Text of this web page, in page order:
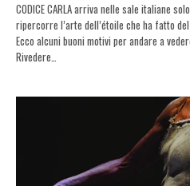
CODICE CARLA arriva nelle sale italiane
ripercorre l’arte dell’étoile che ha fatto
Ecco alcuni buoni motivi per andare a
Rivedere…